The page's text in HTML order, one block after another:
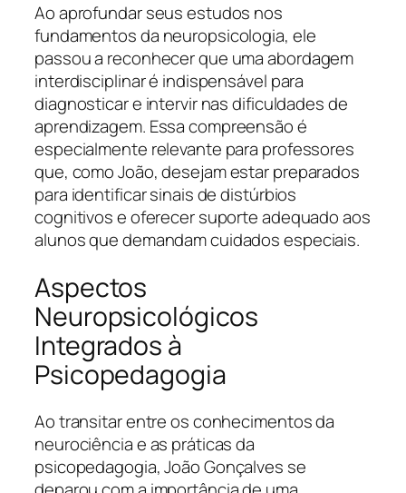
Ao aprofundar seus estudos nos
fundamentos da neuropsicologia, ele
passou a reconhecer que uma abordagem
interdisciplinar é indispensável para
diagnosticar e intervir nas dificuldades de
aprendizagem. Essa compreensão é
especialmente relevante para professores
que, como João, desejam estar preparados
para identificar sinais de distúrbios
cognitivos e oferecer suporte adequado aos
alunos que demandam cuidados especiais.
Aspectos
Neuropsicológicos
Integrados à
Psicopedagogia
Ao transitar entre os conhecimentos da
neurociência e as práticas da
psicopedagogia, João Gonçalves se